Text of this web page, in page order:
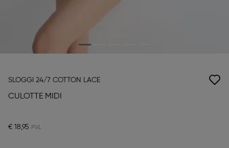
SLOGGI 24/7 COTTON LACE
CULOTTE MIDI
€ 18,95